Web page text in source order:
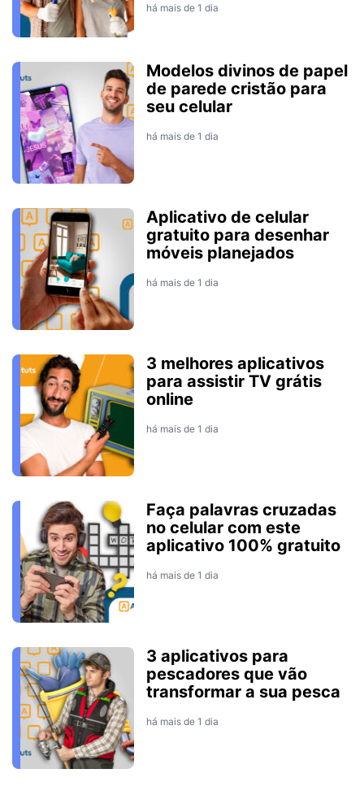
há mais de 1 dia
Modelos divinos de papel
de parede cristão para
seu celular
há mais de 1 dia
Aplicativo de celular
gratuito para desenhar
móveis planejados
há mais de 1 dia
3 melhores aplicativos
para assistir TV grátis
online
há mais de 1 dia
Faça palavras cruzadas
no celular com este
aplicativo 100% gratuito
há mais de 1 dia
3 aplicativos para
pescadores que vão
transformar a sua pesca
há mais de 1 dia